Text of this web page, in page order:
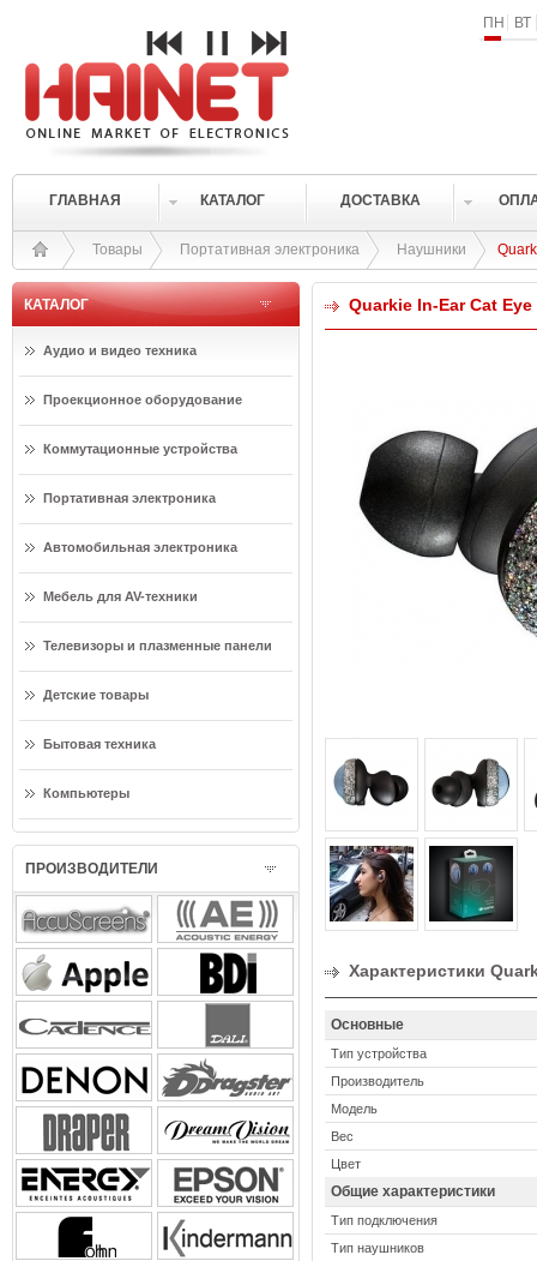
ПН ВТ
ГЛАВНАЯ КАТАЛОГ ДОСТАВКА
Товары Портативная электроника Наушники
КАТАЛОГ
Аудио и видео техника
Проекционное оборудование
Коммутационные устройства
Портативная электроника
Автомобильная электроника
Мебель для AV-техники
Телевизоры и плазменные панели
Детские товары
Бытовая техника
Компьютеры
ПРОИЗВОДИТЕЛИ
Quarkie In-Ear Cat
Характеристики
Основные
Тип устройства
Производитель
Модель
Вес
Цвет
Общие характеристики
Тип подключения
Тип наушников